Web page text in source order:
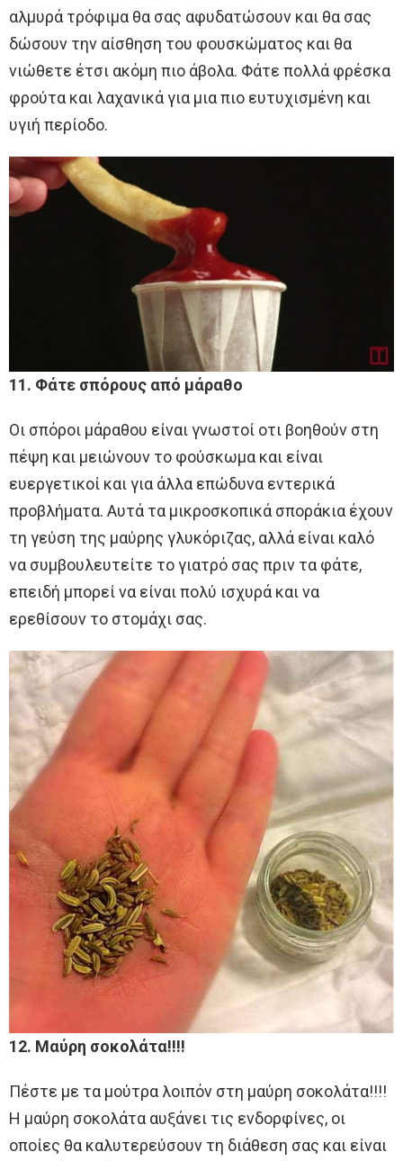
αλμυρά τρόφιμα θα σας αφυδατώσουν και θα σας
δώσουν την αίσθηση του φουσκώματος και θα
νιώθετε έτσι ακόμη πιο άβολα. Φάτε πολλά φρέσκα
φρούτα και λαχανικά για μια πιο ευτυχισμένη και
υγιή περίοδο.
11. Φάτε σπόρους από μάραθο
Οι σπόροι μάραθου είναι γνωστοί οτι βοηθούν στη
πέψη και μειώνουν το φούσκωμα και είναι
ευεργετικοί και για άλλα επώδυνα εντερικά
προβλήματα. Αυτά τα μικροσκοπικά σποράκια έχουν
τη γεύση της μαύρης γλυκόριζας, αλλά είναι καλό
να συμβουλευτείτε το γιατρό σας πριν τα φάτε,
επειδή μπορεί να είναι πολύ ισχυρά και να
ερεθίσουν το στομάχι σας.
12. Μαύρη σοκολάτα!!!!
Πέστε με τα μούτρα λοιπόν στη μαύρη σοκολάτα!!!!
Η μαύρη σοκολάτα αυξάνει τις ενδορφίνες, οι
οποίες θα καλυτερεύσουν τη διάθεση σας και είναι